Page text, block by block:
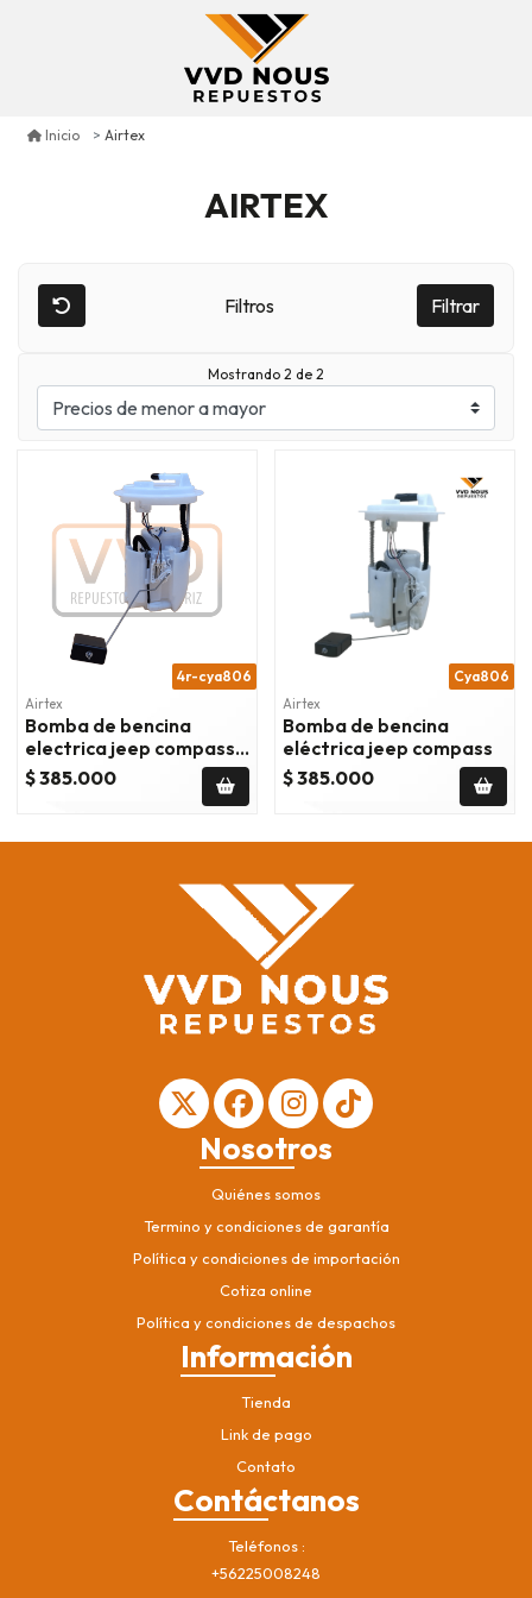
Inicio Airtex
AIRTEX
Filtros Filtrar
Mostrando 2 de 2
4r-cya806
Airtex
Bomba de bencina
electrica jeep compass
07/17
$ 385.000
Cya806
Airtex
Bomba de bencina
eléctrica jeep compass
$ 385.000
Nosotros
Quiénes somos
Termino y condiciones de garantía
Política y condiciones de importación
Cotiza online
Política y condiciones de despachos
Información
Tienda
Link de pago
Contato
Contáctanos
Teléfonos
+56225008248